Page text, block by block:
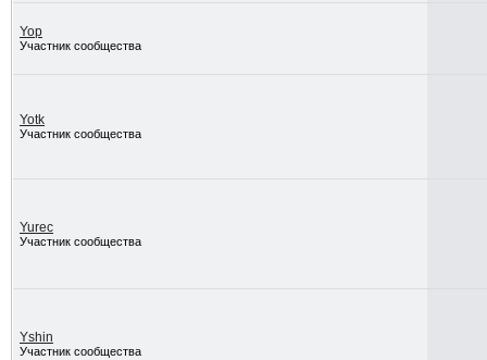
Yop
Участник сообщества
Yotk
Участник сообщества
Yurec
Участник сообщества
Yshin
Участник сообщества